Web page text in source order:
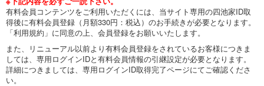
有料会員コンテンツをご利用いただくには、当サイト専用の四池家ID取
得後に有料会員登録（月額330円：税込）のお手続きが必要となります。
「利用規約」に同意の上、会員登録をお願いいたします。
また、リニューアル以前より有料会員登録をされているお客様につきま
しては、専用ログインIDと有料会員情報の引継設定が必要となります。
詳細につきましては、専用ログインID取得完了ページにてご確認くださ
い。